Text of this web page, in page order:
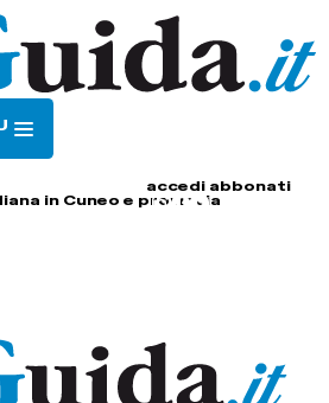
accedi abbonati
in Cuneo e provincia